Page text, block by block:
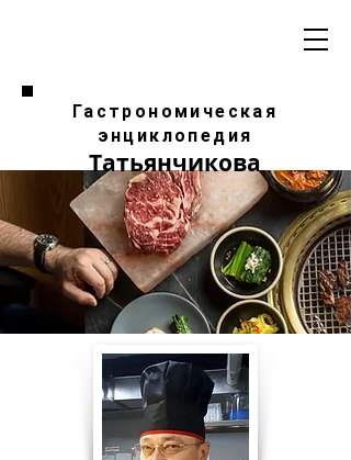
Гастрономическая
энциклопедия
Татьянчикова